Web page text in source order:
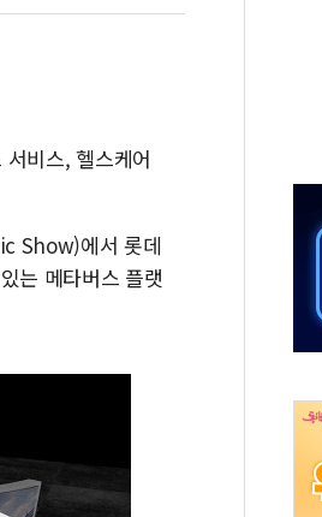
각 PICK] 서울 외곽도 월세 200만원 外
장년 취업에세이] 여성 근로자, 육아로
] 금리 인하 기대에도 약보합…대선 불확
이더스 'T-카페' 일반 점포 첫 입점
너지 위기 반복…탈탄소 설비 전환 지원
비스, 헬스케어
Show)에서 롯데
는 메타버스 플랫